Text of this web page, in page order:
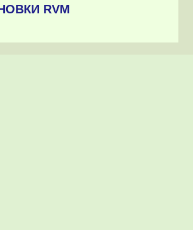
RVM